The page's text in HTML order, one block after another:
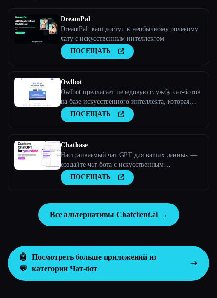
DreamPal
DreamPal: ваш доступ к необычному ролевому
чату с искусственным интеллектом
ПОСЕЩАТЬ
Owlbot
Owlbot предлагает передовую службу чат-ботов
на базе искусственного интеллекта, которая
легко интегрируется с вашими данными и
мгновенно отвечает вам, вашим клиентам или
ПОСЕЩАТЬ
Chatbase
Настраиваемый чат GPT для ваших данных —
создайте чат-бота с искусственным
интеллектом, обученного вашим данным
ПОСЕЩАТЬ
Все альтернативы Chatclient.ai →
🤖
💬
Посмотреть больше приложений из
категорииЧат-бот